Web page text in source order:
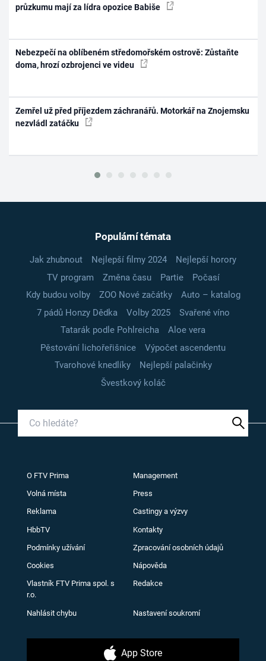
průzkumu mají za lídra opozice Babiše
Nebezpečí na oblíbeném středomořském ostrově: Zůstaňte
doma, hrozí ozbrojenci ve videu
Zemřel už před příjezdem záchranářů. Motorkář na Znojemsku
nezvládl zatáčku
Populární témata
Jak zhubnout Nejlepší filmy 2024
Nejlepší horory
TV program
Změna času Partie
Počasí
Kdy budou volby
ZOO Nové začátky
Auto – katalog
7 pádů Honzy Dědka
Volby 2025
Svařené víno
Tatarák podle Pohlreicha
Aloe vera
Pěstování lichořeřišnice
Výpočet ascendentu
Tvarohové knedlíky
Nejlepší palačinky
Švestkový koláč
O FTV Prima Management
Volná místa Press
Reklama Castingy a výzvy
HbbTV Kontakty
Podmínky užívání Zpracování osobních údajů
Cookies Nápověda
Vlastník FTV Prima spol. s
r.o.
Redakce
Nahlásit chybu Nastavení soukromí
App Store